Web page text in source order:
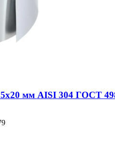
мм AISI 304 ГОСТ